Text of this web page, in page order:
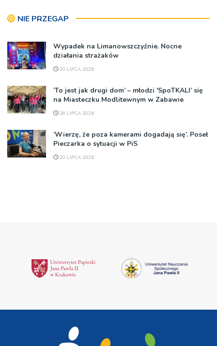
NIE PRZEGAP
Wypadek na Limanowszczyźnie. Nocne
działania strażaków
20 LIPCA 2026
’To jest jak drugi dom’ – młodzi 'SpoTKALI’ się
na Miasteczku Modlitewnym w Zabawie
28 LIPCA 2026
’Wierzę, że poza kamerami dogadają się’. Poseł
Pieczarka o sytuacji w PiS
20 LIPCA 2026